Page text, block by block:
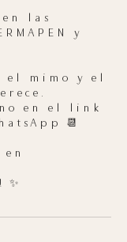
en las
y
mimo y el
en el link
📆
en
✨